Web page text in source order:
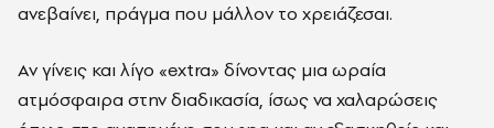
ανεβαίνει, πράγμα που μάλλον το χρειάζεσαι.
Αν γίνεις και λίγο «extra» δίνοντας μια ωραία
ατμόσφαιρα στην διαδικασία, ίσως να χαλαρώσεις